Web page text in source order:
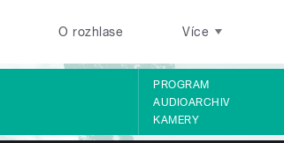
O rozhlase Více
PROGRAM
AUDIOARCHIV
KAMERY